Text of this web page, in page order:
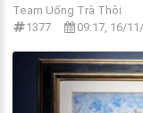
Team Uống Trà Thôi
1377
09:17, 16/